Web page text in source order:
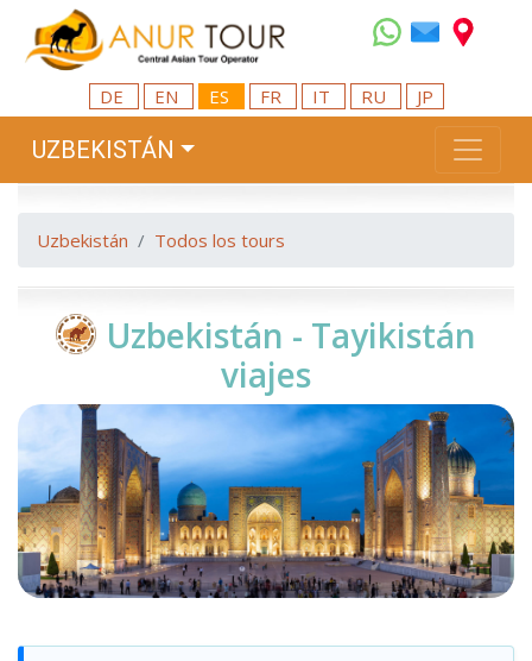
DE EN ES FR IT RU JP
UZBEKISTÁN
Uzbekistán Todos los tours
Uzbekistán - Tayikistán
viajes